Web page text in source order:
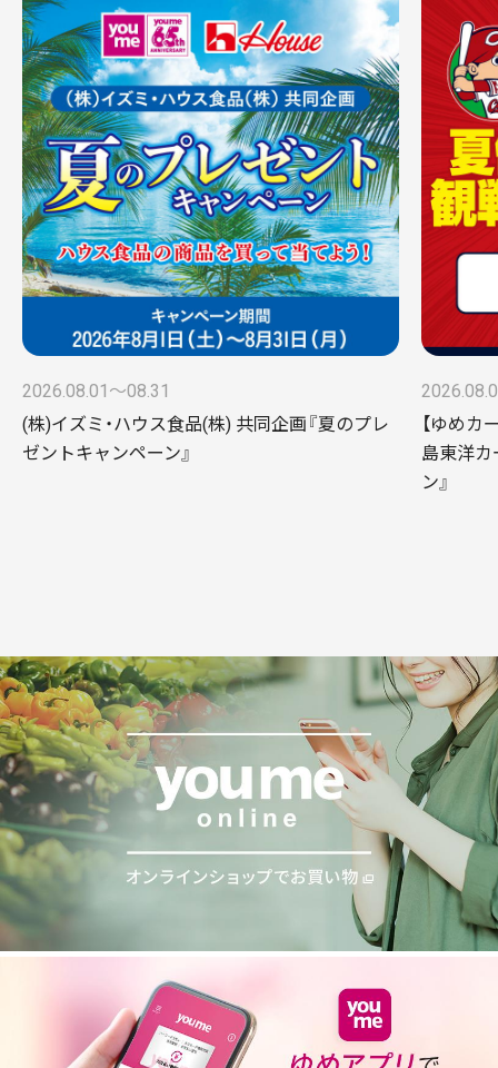
2026.08.01〜08.31
(株)イズミ・ハウス食品(株) 共同企画『夏のプレ
ゼントキャンペーン』
【ゆめカ
島東洋カ
ン』